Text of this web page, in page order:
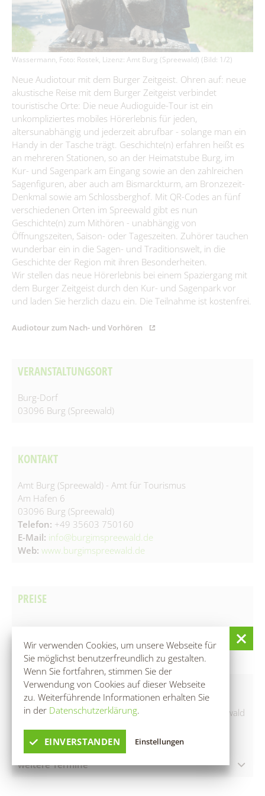
Immobilienausschreibungen
Interessenbekundungsverfahren
Grundsteuerreform
Publikationen
#WIRsindBurg #SMY Bórkowy
Glasfaserausbau
Briesen/Brjazyna
Burg (Spreewald)/Bórkowy (Błota)
Dissen-Striesow/Dešno-Strjažow
Guhrow/Góry
Werben/Wjerbno
Förderprojekte
Amt II – Finanzverwaltung
Amt III – Bauverwaltung
Amt IV – Ordnungsverwaltung
Amt V - Tourismus
Bauhof
Wirtschaftsförderung
Trink- & Abwasserzweckverband
Standesamt
Beauftragte
Kommunalpolitik/Sitzungen
Wahlen/Volksbegehren
Bürgerbüro
Standesamt
Kontakt & Sprechzeiten
Aufgaben des Standesamtes
Gewidmete Trauorte
Anmeldung zur Eheschließung
Trautermine
Friedhofsverwaltung
Bauen & Wohnen
Satzungen & Verordnungen
Kur- & Tourismusbeitrag
Steuern & Abgaben
Offenlagen
Geoportal
Schiedsstelle
Fundbüro
Fundtiere
Zahlen & Statistik
Formularservice
Aktuelles
Wirtschaftsförderung
Anmeldung einer Firma
Gewerbegebiete
Klimaschutz
Förderprogramme
Entwicklungskonzept IKEK
Gewerbe melden
Leben
Kita, Schulen & Hort
Gesundheitskita "Spreewald-Lutki" Burg (Spreewald)/Bórkowy
(Błota)
Kita & Hort "Małe myški" Fehrow/Prjawoz
Kita "Vier Jahreszeiten" Striesow/Strjažow
Kita & Hort "Pusteblume Werben/Wjerbno
Hort "Lipa" Burg (Spreewald)/Bórkowy (Błota)
Hort der Kita "Vier Jahreszeiten in Briesen/Brjazyna
Grundschule "Mato Kosyk" Briesen/Brjazyna
Grund- und Oberschule Mina Witkojc" Burg (Spreewald)/Bórkowy
(Błota)
Freizeiteinrichtungen
Jugendzentrum "Phönix" Burg (Spreewald)/Bórkowy (Błota)
SOS-Kinderdorf Lausitz, Familien und Beratungszentrum Burg
(Spreewald) / Bórkowy (Błota)
Bismarckturm
Dorfgemeinschaftshäuser
Büchertauschbörsen
Älter werden
Feuerwehr
Museum und Heimatstube
Heimatstube Burg (Spreewald) / Bórkowy (Błota)
Heimatmuseum Dissen / Dešno
Slawischer Siedlunsgausschnitt "Stary lud" in Dissen / Dešno
Vereine
Veranstaltungen
Spreewaldbibliothek
Kirchen
Spielplätze
Spenden & Sponsoring
Wir verwenden Cookies, um unsere Webseite für
Sie möglichst benutzerfreundlich zu gestalten.
Wenn Sie fortfahren, stimmen Sie der
Verwendung von Cookies auf dieser Webseite
zu. Weiterführende Informationen erhalten Sie
in der Datenschutzerklärung.
EINVERSTANDEN Einstellungen
Wassermann, Foto: Rostek, Lizenz: Amt Burg (Spreewald) (Bild: 1/2)
Neue Audiotour mit dem Burger Zeitgeist. Ohren auf: neue
akustische Reise mit dem Burger Zeitgeist verbindet
touristische Orte: Die neue Audioguide-Tour ist ein
unkompliziertes mobiles Hörerlebnis für jeden,
altersunabhängig und jederzeit abrufbar - solange man ein
Handy in der Tasche trägt. Geschichte(n) erfahren heißt es
an mehreren Stationen, so an der Heimatstube Burg, im
Kur- und Sagenpark am Eingang sowie an den zahlreichen
Sagenfiguren, aber auch am Bismarckturm, am Bronzezeit-
Denkmal sowie am Schlossberghof. Mit QR-Codes an fünf
verschiedenen Orten im Spreewald gibt es nun
Geschichte(n) zum Mithören - unabhängig von
Öffnungszeiten, Saison- oder Tageszeiten. Zuhörer tauchen
wunderbar ein in die Sagen- und Traditionswelt, in die
Geschichte der Region mit ihren Besonderheiten.
Wir stellen das neue Hörerlebnis bei einem Spaziergang mit
dem Burger Zeitgeist durch den Kur- und Sagenpark vor
und laden Sie herzlich dazu ein. Die Teilnahme ist kostenfrei.
Audiotour zum Nach- und Vorhören
VERANSTALTUNGSORT
Burg-Dorf
03096 Burg (Spreewald)
KONTAKT
Amt Burg (Spreewald) - Amt für Tourismus
Am Hafen 6
03096 Burg (Spreewald)
Telefon: +49 35603 750160
E-Mail: info@burgimspreewald.de
Web: www.burgimspreewald.de
PREISE
INFOS
Mit QR-Codes an fünf verschiedenen Orten im Spreewald
Öffnungszeiten, Saison- oder Tageszeiten
weitere Termine